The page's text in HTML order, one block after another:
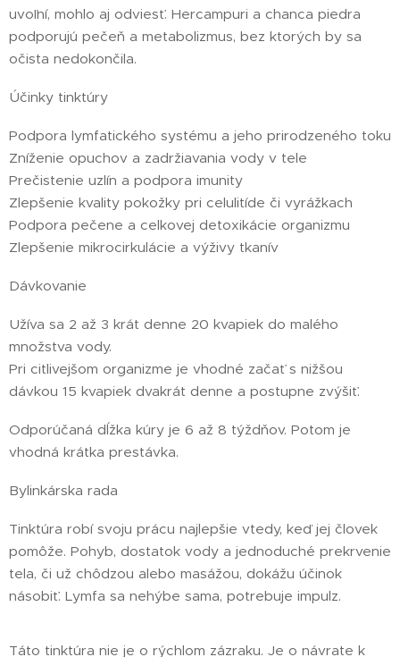
uvoľní, mohlo aj odviesť. Hercampuri a chanca piedra
podporujú pečeň a metabolizmus, bez ktorých by sa
očista nedokončila.
Účinky tinktúry
Podpora lymfatického systému a jeho prirodzeného toku
Zníženie opuchov a zadržiavania vody v tele
Prečistenie uzlín a podpora imunity
Zlepšenie kvality pokožky pri celulitíde či vyrážkach
Podpora pečene a celkovej detoxikácie organizmu
Zlepšenie mikrocirkulácie a výživy tkanív
Dávkovanie
Užíva sa 2 až 3 krát denne 20 kvapiek do malého
množstva vody.
Pri citlivejšom organizme je vhodné začať s nižšou
dávkou 15 kvapiek dvakrát denne a postupne zvýšiť.
Odporúčaná dĺžka kúry je 6 až 8 týždňov. Potom je
vhodná krátka prestávka.
Bylinkárska rada
Tinktúra robí svoju prácu najlepšie vtedy, keď jej človek
pomôže. Pohyb, dostatok vody a jednoduché prekrvenie
tela, či už chôdzou alebo masážou, dokážu účinok
násobiť. Lymfa sa nehýbe sama, potrebuje impulz.
Táto tinktúra nie je o rýchlom zázraku. Je o návrate k